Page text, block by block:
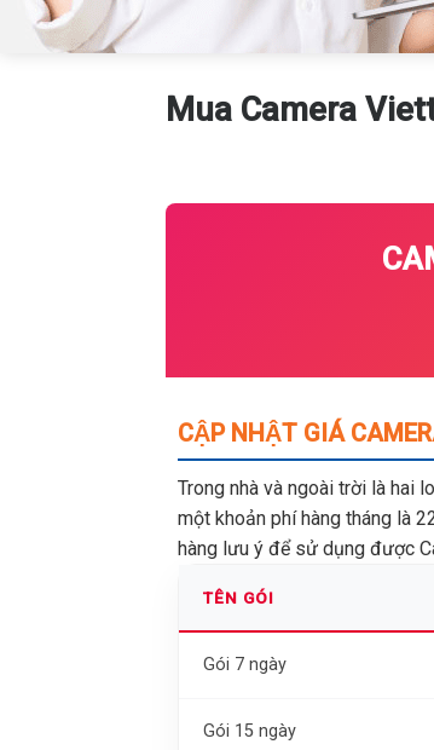
Mua Camera
CẬP NHẬT GIÁ
Trong nhà và ngoài trời là hai
một khoản phí hàng tháng là
hàng lưu ý để sử dụng được
TÊN GÓI
Gói 7 ngày
Gói 15 ngày